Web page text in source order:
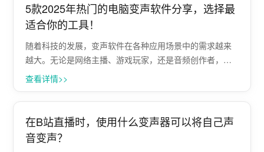
5款2025年热门的电脑变声软件分享，选择最
适合你的工具！
随着科技的发展，变声软件在各种应用场景中的需求越来
越大。无论是网络主播、游戏玩家，还是音频创作者，变
声软件都能为他们提供丰富的声音变换效果，增强互动体
脑变声软件。小编将为大家整理了5款2···
查看详情>>
在B站直播时，使用什么变声器可以将自己声
音变声？